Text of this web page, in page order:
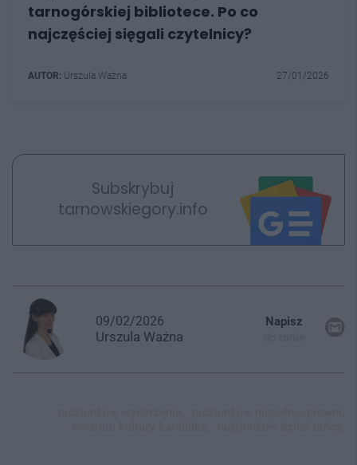
tarnogórskiej bibliotece. Po co
najczęściej sięgali czytelnicy?
AUTOR: Urszula Ważna 27/01/2026
Subskrybuj
tarnowskiegory.info
09/02/2026
Urszula Ważna
Napisz